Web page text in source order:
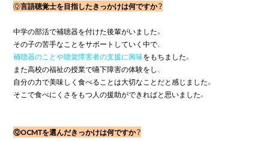
Ⓠ言語聴覚士を目指したきっかけは何ですか？
中学の部活で補聴器を付けた後輩がいました。
補聴器のことや聴覚障害者の支援に興味をもちました。
また高校の福祉の授業で嚥下障害の体験をし、
自分の力で美味しく食べることは大切なことだと感じました。
そこで食べにくさをもつ人の援助ができればと思いました。
ⓆOCMTを選んだきっかけは何ですか？